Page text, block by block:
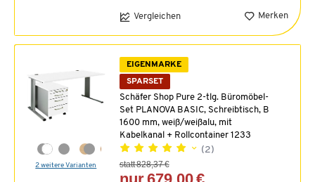
Vergleichen Merken
2 weitere Varianten
EIGENMARKE
SPARSET
Schäfer Shop Pure 2-tlg. Büromöbel-
Set PLANOVA BASIC, Schreibtisch, B
1600 mm, weiß/weißalu, mit
Kabelkanal + Rollcontainer 1233
(2)
statt 828,37 €